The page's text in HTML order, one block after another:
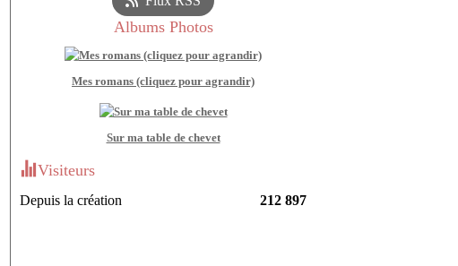
Albums Photos
Mes romans (cliquez pour agrandir)
Sur ma table de chevet
Visiteurs
Depuis la création 212 897